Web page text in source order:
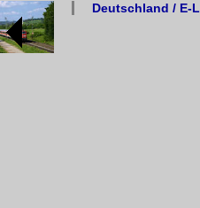
Deutschland / E-